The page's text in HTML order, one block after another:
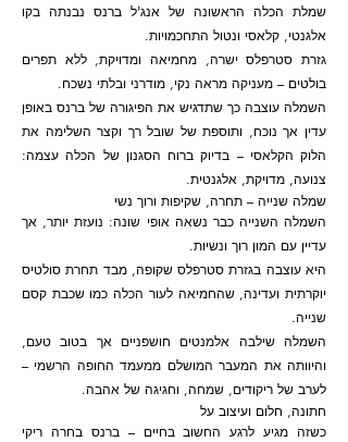
שמלת הכלה הראשונה של אנג'ל ברנס נבנתה בקו
אלגנטי, קלאסי ונטול התחכמויות.
גזרת סטרפלס ישרה, מחמיאה ומדויקת, ללא תפרים
בולטים – מעניקה מראה נקי, מודרני ובלתי נשכח.
השמלה עוצבה כך שתדגיש את הפיגורה של ברנס באופן
עדין אך נוכח, ותוספת של שובל רך וקצר השלימה את
הלוק הקלאסי – בדיוק ברוח הסגנון של הכלה עצמה:
צנועה, מדויקת, אלגנטית.
שמלה שנייה – תחרה, שקיפות ורוך נשי
השמלה השנייה כבר נשאה אופי שונה: נועזת יותר, אך
עדיין עם המון רוך ונשיות.
היא עוצבה בגזרת סטרפלס שקופה, מבד תחרת סולטיס
יוקרתית ועדינה, שהחמיאה לעור הכלה כמו שכבת קסם
שנייה.
השמלה שילבה אלמנטים חושפניים אך בטוב טעם,
והיוותה את המעבר המושלם ממעמד החופה הרשמי –
לערב של ריקודים, שמחה, וחגיגה של אהבה.
חתונה, חלום ועיצוב על
כשזה מגיע לרגע החשוב בחיים – ברנס בחרה ריקי